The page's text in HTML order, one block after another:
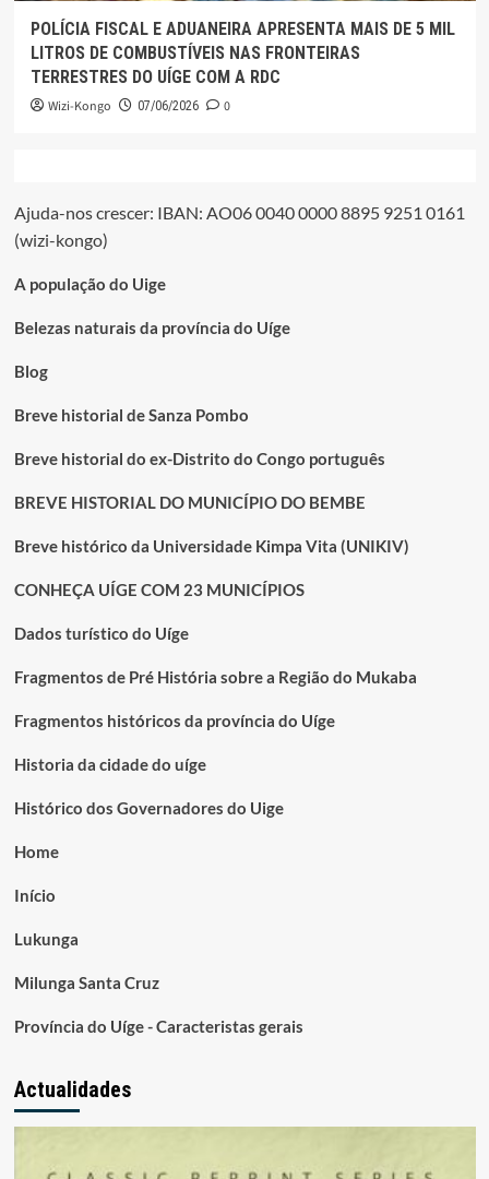
POLÍCIA FISCAL E ADUANEIRA APRESENTA MAIS DE 5 MIL
LITROS DE COMBUSTÍVEIS NAS FRONTEIRAS
TERRESTRES DO UÍGE COM A RDC
Wizi-Kongo 07/06/2026 0
Ajuda-nos crescer: IBAN: AO06 0040 0000 8895 9251 0161
(wizi-kongo)
A população do Uige
Belezas naturais da província do Uíge
Blog
Breve historial de Sanza Pombo
Breve historial do ex-Distrito do Congo português
BREVE HISTORIAL DO MUNICÍPIO DO BEMBE
Breve histórico da Universidade Kimpa Vita (UNIKIV)
CONHEÇA UÍGE COM 23 MUNICÍPIOS
Dados turístico do Uíge
Fragmentos de Pré História sobre a Região do Mukaba
Fragmentos históricos da província do Uíge
Historia da cidade do uíge
Histórico dos Governadores do Uige
Home
Início
Lukunga
Milunga Santa Cruz
Província do Uíge - Caracteristas gerais
Actualidades